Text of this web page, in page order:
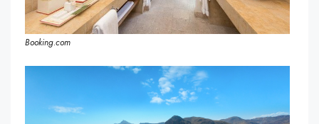
Booking.com